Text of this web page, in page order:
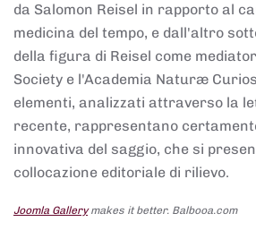
da Salomon Reisel in rapporto al
medicina del tempo, e dall'altro
della figura di Reisel come
Society e l'Academia Naturæ
elementi, analizzati attraverso la
recente, rappresentano
innovativa del saggio, che si
collocazione editoriale di rilievo.
Joomla Gallerymakes it better. Balbooa.com